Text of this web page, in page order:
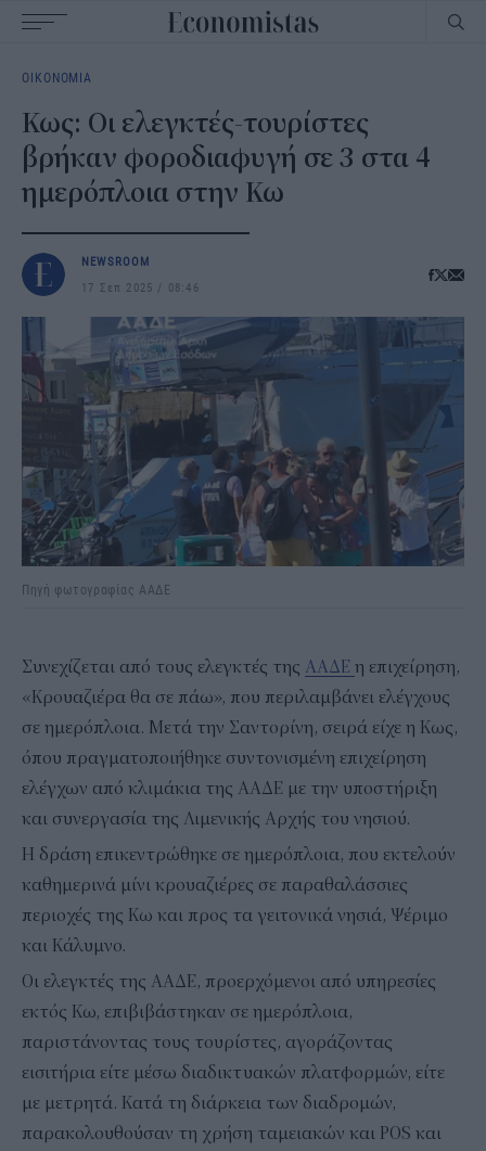
navigation
ΟΙΚΟΝΟΜΙΑ
Κως: Οι ελεγκτές-τουρίστες
βρήκαν φοροδιαφυγή σε 3 στα 4
ημερόπλοια στην Κω
NEWSROOM
17 Σεπ 2025
08:46
Πηγή φωτογραφίας ΑΑΔΕ
Συνεχίζεται από τους ελεγκτές της ΑΑΔΕ η επιχείρηση,
«Κρουαζιέρα θα σε πάω», που περιλαμβάνει ελέγχους
σε ημερόπλοια. Μετά την Σαντορίνη, σειρά είχε η Κως,
όπου πραγματοποιήθηκε συντονισμένη επιχείρηση
ελέγχων από κλιμάκια της ΑΑΔΕ με την υποστήριξη
και συνεργασία της Λιμενικής Αρχής του νησιού.
Η δράση επικεντρώθηκε σε ημερόπλοια, που εκτελούν
καθημερινά μίνι κρουαζιέρες σε παραθαλάσσιες
περιοχές της Κω και προς τα γειτονικά νησιά, Ψέριμο
και Κάλυμνο.
Οι ελεγκτές της ΑΑΔΕ, προερχόμενοι από υπηρεσίες
εκτός Κω, επιβιβάστηκαν σε ημερόπλοια,
παριστάνοντας τους τουρίστες, αγοράζοντας
εισιτήρια είτε μέσω διαδικτυακών πλατφορμών, είτε
με μετρητά. Κατά τη διάρκεια των διαδρομών,
παρακολουθούσαν τη χρήση ταμειακών και POS και